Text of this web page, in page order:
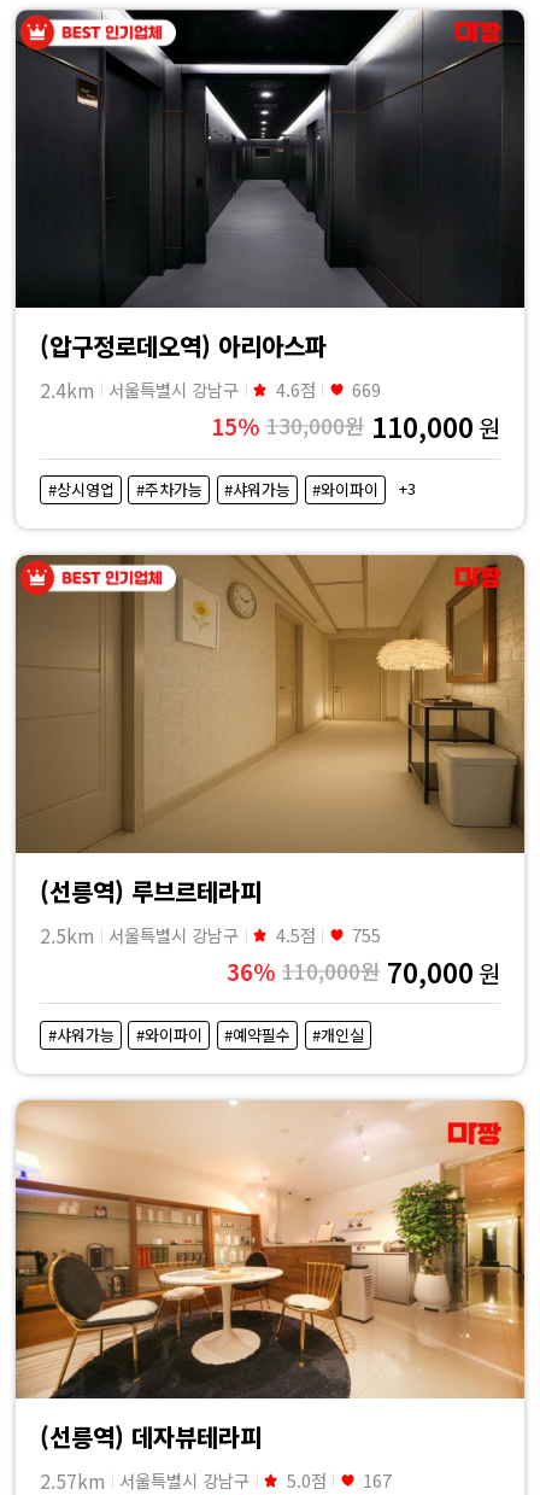
(압구정로데오역) 아리아스파
2.4km 서울특별시 강남구 4.6점 669
15% 130,000원 110,000 원
#상시영업 #주차가능 #샤워가능 #와이파이 +3
(선릉역) 루브르테라피
2.5km 서울특별시 강남구 4.5점 755
36% 110,000원 70,000 원
#샤워가능 #와이파이 #예약필수 #개인실
(선릉역) 데자뷰테라피
2.57km 서울특별시 강남구 5.0점 167